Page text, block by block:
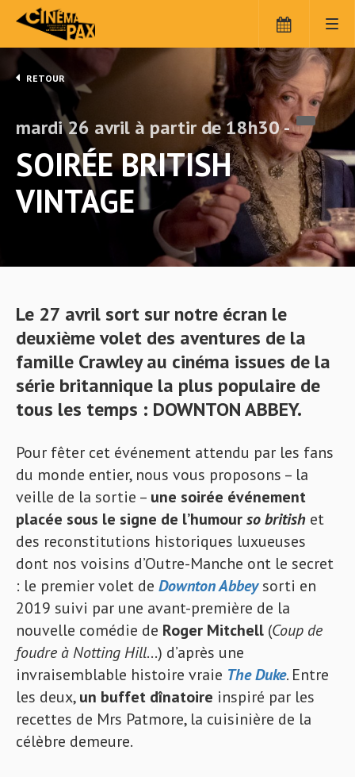
RETOUR
mardi 26 avril à partir de 18h30 -
SOIRÉE BRITISH
VINTAGE
Le 27 avril sort sur notre écran le
deuxième volet des aventures de la
famille Crawley au cinéma issues de la
série britannique la plus populaire de
tous les temps : DOWNTON ABBEY.
Pour fêter cet événement attendu par les fans
du monde entier, nous vous proposons – la
veille de la sortie – une soirée événement
placée sous le signe de l’humourso british et
des reconstitutions historiques luxueuses
dont nos voisins d’Outre-Manche ont le secret
: le premier volet de Downton Abbeysorti en
2019 suivi par une avant-première de la
nouvelle comédie de Roger Mitchell (Coup de
foudre à Notting Hill…) d’après une
invraisemblable histoire vraie The Duke. Entre
les deux,un buffet dînatoire inspiré par les
recettes de Mrs Patmore, la cuisinière de la
célèbre demeure.
Panneau de gestion des cookies